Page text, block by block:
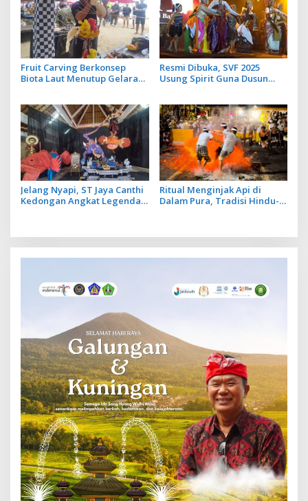
Fruit Carving Berkonsep
Biota Laut Menutup Gelaran
Resmi Dibuka, SVF 2025
Usung Spirit Guna Dusun
Jelang Nyapi, ST Jaya Canthi
Kedongan Angkat Legenda
Ritual Menginjak Api di
Dalam Pura, Tradisi Hindu-